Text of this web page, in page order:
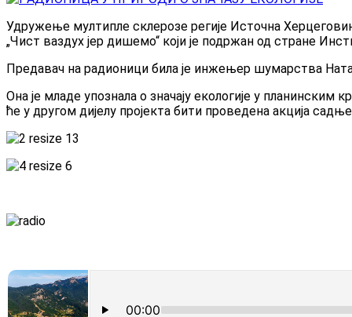
Удружење мултипле склерозе регије Источна
„Чист ваздух јер дишемо“ који је подржан од стране
Предавач на радионици била је инжењер шумарства
Она је младе упознала о значају екологије у
ће у другом дијелу пројекта бити проведена акција